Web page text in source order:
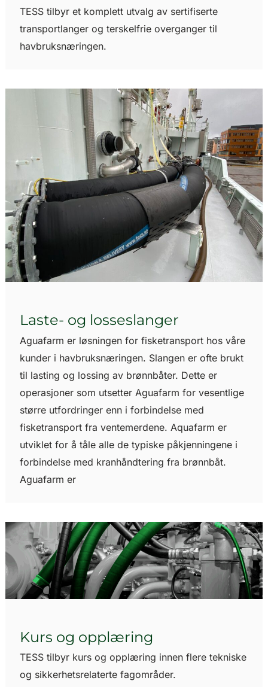
TESS tilbyr et komplett utvalg av sertifiserte
transportlanger og terskelfrie overganger til
havbruksnæringen.
Laste- og losseslanger
Aguafarm er løsningen for fisketransport hos våre
kunder i havbruksnæringen. Slangen er ofte brukt
til lasting og lossing av brønnbåter. Dette er
operasjoner som utsetter Aguafarm for vesentlige
større utfordringer enn i forbindelse med
fisketransport fra ventemerdene. Aquafarm er
utviklet for å tåle alle de typiske påkjenningene i
forbindelse med kranhåndtering fra brønnbåt.
Aguafarm er
Kurs og opplæring
TESS tilbyr kurs og opplæring innen flere tekniske
og sikkerhetsrelaterte fagområder.